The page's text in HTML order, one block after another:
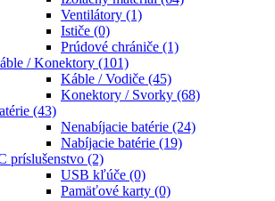
Ventilátory (1)
Ističe (0)
Prúdové chrániče (1)
/ Konektory (101)
Káble / Vodiče (45)
Konektory / Svorky (68)
(43)
Nenabíjacie batérie (24)
Nabíjacie batérie (19)
príslušenstvo (2)
USB kľúče (0)
Pamäťové karty (0)